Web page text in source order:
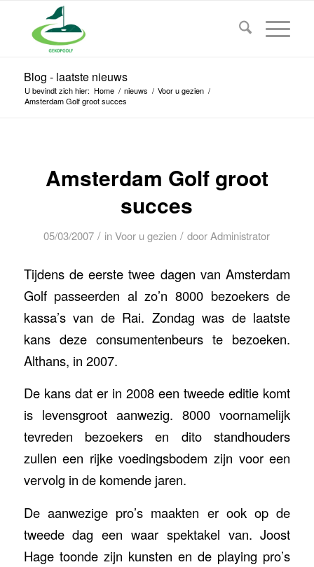
Blog - laatste nieuws
U bevindt zich hier: Home / nieuws / Voor u gezien /
Amsterdam Golf groot succes
Amsterdam Golf groot
succes
05/03/2007 / inVoor u gezien / door Administrator
Tijdens de eerste twee dagen van Amsterdam
Golf passeerden al zo’n 8000 bezoekers de
kassa’s van de Rai. Zondag was de laatste
kans deze consumentenbeurs te bezoeken.
Althans, in 2007.
De kans dat er in 2008 een tweede editie komt
is levensgroot aanwezig. 8000 voornamelijk
tevreden bezoekers en dito standhouders
zullen een rijke voedingsbodem zijn voor een
vervolg in de komende jaren.
De aanwezige pro’s maakten er ook op de
tweede dag een waar spektakel van. Joost
Hage toonde zijn kunsten en de playing pro’s